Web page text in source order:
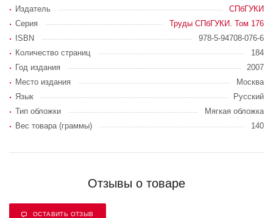
Издатель
СПбГУКИ
Серия
Труды СПбГУКИ. Том 176
ISBN
978-5-94708-076-6
Количество страниц
184
Год издания
2007
Место издания
Москва
Язык
Русский
Тип обложки
Мягкая обложка
Вес товара (граммы)
140
Отзывы о товаре
ОСТАВИТЬ ОТЗЫВ